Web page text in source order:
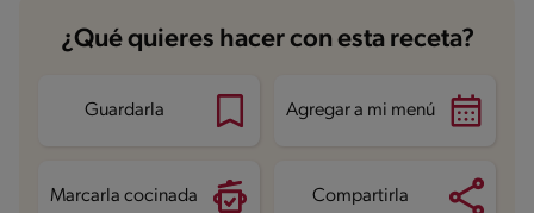
Carbohidratos 7 g
Energía 153.3 kcal
Proteína
Grasas saturadas 0.8 g
¿Qué quieres hacer con esta receta?
Guardarla Agregar a mi menú
Marcarla cocinada Compartirla